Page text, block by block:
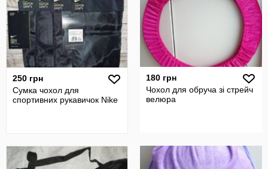
250 грн
Сумка чохол для
спортивних рукавичок Nike
180 грн
Чохол для обруча зі стрейч
велюра